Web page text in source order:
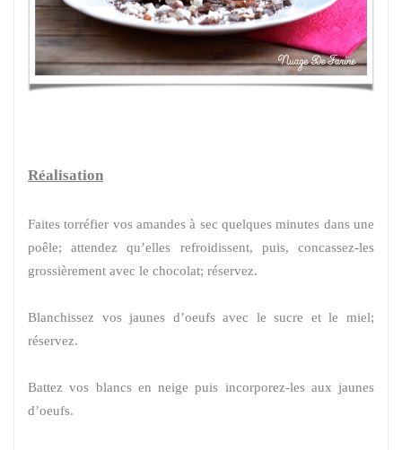
Réalisation
Faites torréfier vos amandes à sec quelques minutes dans une
poêle; attendez qu’elles refroidissent, puis, concassez-les
grossièrement avec le chocolat; réservez.
Blanchissez vos jaunes d’oeufs avec le sucre et le miel;
réservez.
Battez vos blancs en neige puis incorporez-les aux jaunes
d’oeufs.